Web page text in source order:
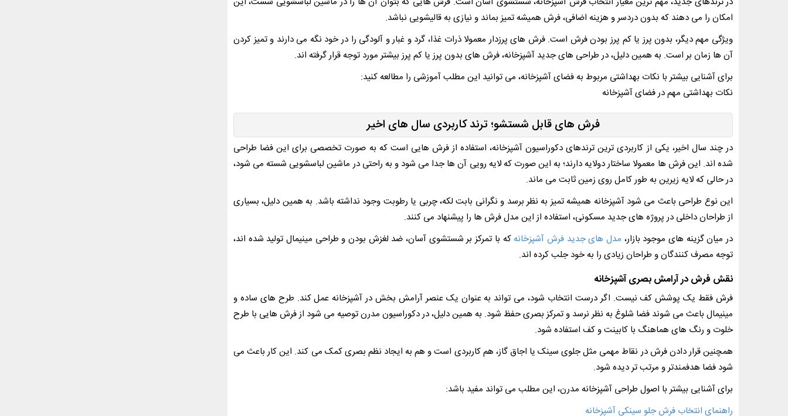
امکان را می دهند که بدون دردسر و هزینه اضافی، فرش همیشه تمیز بماند و نیازی به قالیشویی نباشد.
ویژگی مهم دیگر، بدون پرز یا کم پرز بودن فرش است. فرش های پرزدار معمولا ذرات غذا، گرد و غبار و آلودگی را در خود نگه می دارند و تمیز کردن
آن ها زمان بر است. به همین دلیل، در طراحی های جدید آشپزخانه، فرش های بدون پرز یا کم پرز بیشتر مورد توجه قرار گرفته اند.
برای آشنایی بیشتر با نکات بهداشتی مربوط به فضای آشپزخانه، می توانید این مطلب آموزشی را مطالعه کنید:
نکات بهداشتی مهم در فضای آشپزخانه
فرش های قابل شستشو؛ ترند کاربردی سال های اخیر
در چند سال اخیر، یکی از کاربردی ترین ترندهای دکوراسیون آشپزخانه، استفاده از فرش هایی است که به صورت تخصصی برای این فضا طراحی
شده اند. این فرش ها معمولا ساختار دولایه دارند؛ به این صورت که لایه رویی آن ها جدا می شود و به راحتی در ماشین لباسشویی شسته می شود،
در حالی که لایه زیرین به طور کامل روی زمین ثابت می ماند.
این نوع طراحی باعث می شود آشپزخانه همیشه تمیز به نظر برسد و نگرانی بابت لکه، چربی یا رطوبت وجود نداشته باشد. به همین دلیل، بسیاری
از طراحان داخلی در پروژه های جدید مسکونی، استفاده از این مدل فرش ها را پیشنهاد می کنند.
در میان گزینه های موجود بازار، مدل های جدید فرش آشپزخانه که با تمرکز بر شستشوی آسان، ضد لغزش بودن و طراحی مینیمال تولید شده اند،
توجه مصرف کنندگان و طراحان زیادی را به خود جلب کرده اند.
نقش فرش در آرامش بصری آشپزخانه
فرش فقط یک پوشش کف نیست. اگر درست انتخاب شود، می تواند به عنوان یک عنصر آرامش بخش در آشپزخانه عمل کند. طرح های ساده و
مینیمال باعث می شوند فضا شلوغ به نظر نرسد و تمرکز بصری حفظ شود. به همین دلیل، در دکوراسیون مدرن توصیه می شود از فرش هایی با طرح
خلوت و رنگ های هماهنگ با کابینت و کف استفاده شود.
همچنین قرار دادن فرش در نقاط مهمی مثل جلوی سینک یا اجاق گاز، هم کاربردی است و هم به ایجاد نظم بصری کمک می کند. این کار باعث می
شود فضا هدفمندتر و مرتب تر دیده شود.
برای آشنایی بیشتر با اصول طراحی آشپزخانه مدرن، این مطلب می تواند مفید باشد:
راهنمای انتخاب فرش جلو سینکی آشپزخانه